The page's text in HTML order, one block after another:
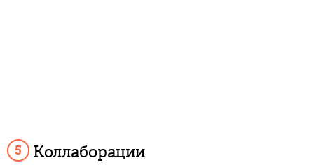
Коллаборации